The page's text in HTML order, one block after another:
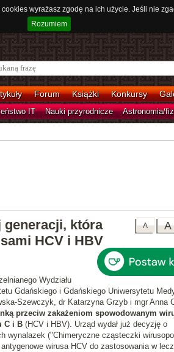
wyrażasz zgodę na ich użycie. Jeśli nie
Rozumiem
Forum Książki Konkursy
IT Nauki przyrodnicze Astronomia/
A
A
generacji, która
HCV i HBV
Wydziału
Gdańskiego i Gdańskiego Uniwersytetu
Szewczyk, dr Katarzyna Grzyb i mgr Anna
przeciw zakażeniom spowodowanym
C i B(HCV i HBV). Urząd wydał już decyzję o
wynalazek ("Chimeryczne cząsteczki
wirusa HCV do zastosowania w